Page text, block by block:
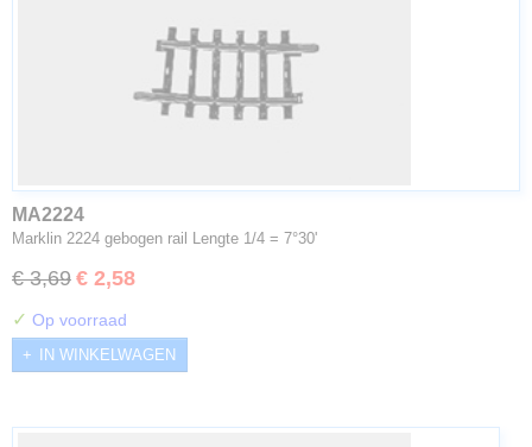
MA2224
Marklin 2224 gebogen rail Lengte 1/4 = 7°30'
€ 3,69 € 2,58
✓ Op voorraad
IN WINKELWAGEN